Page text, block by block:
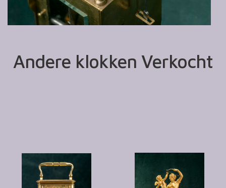
Andere klokken Verkocht